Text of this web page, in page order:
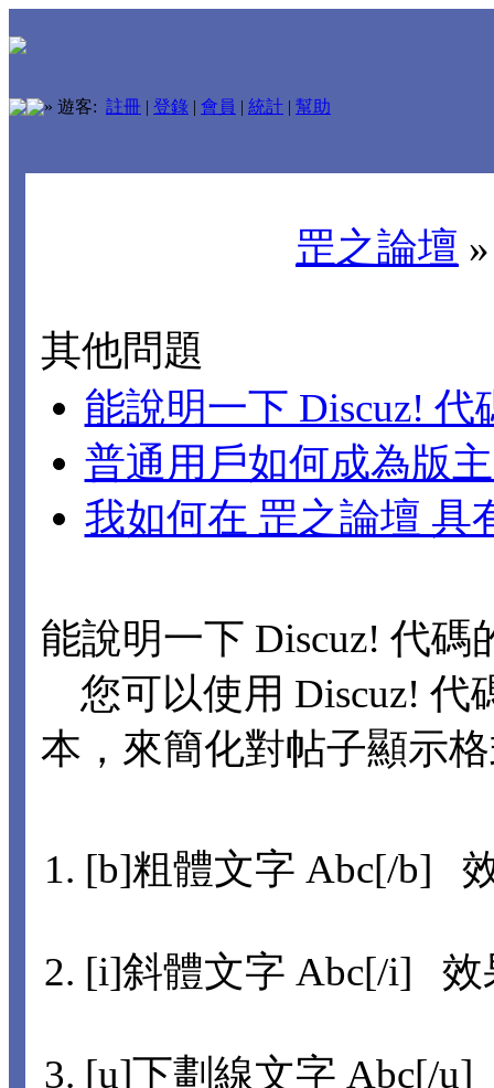
» 遊客: 註冊 | 登錄 | 會員 | 統計 | 幫助
罡之論壇
其他問題
能說明一下 Discuz! 代
普通用戶如何成為版
我如何在 罡之論壇 具
能說明一下 Discuz! 代碼
您可以使用 Discuz! 代
本，來簡化對帖子顯示
[b]粗體文字 Abc[/b]
[i]斜體文字 Abc[/i] 效
[u]下劃線文字 Abc[/